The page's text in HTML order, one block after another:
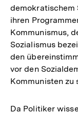
demokratischem
ihren
Kommunismus,
Sozialismus
den
vor den
Kommunisten zu
Da Politiker